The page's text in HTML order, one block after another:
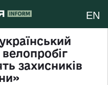
EN
захисників